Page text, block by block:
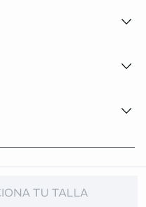
TU TALLA